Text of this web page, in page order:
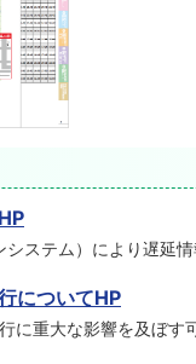
ステム）により遅延
についてHP
に重大な影響を及ぼす